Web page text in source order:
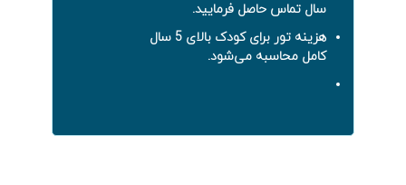
سال تماس حاصل فرمایید.
هزینه تور برای کودک بالای 5 سال
کامل محاسبه می‌شود.